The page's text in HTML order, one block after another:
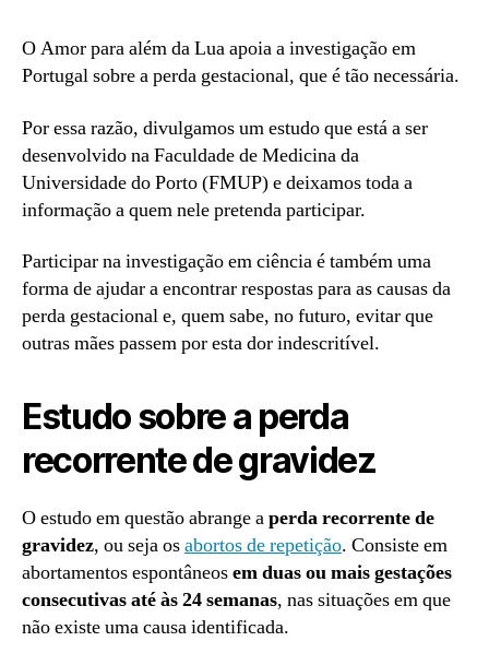
O Amor para além da Lua apoia a investigação em
Portugal sobre a perda gestacional, que é tão necessária.
Por essa razão, divulgamos um estudo que está a ser
desenvolvido na Faculdade de Medicina da
Universidade do Porto (FMUP) e deixamos toda a
informação a quem nele pretenda participar.
Participar na investigação em ciência é também uma
forma de ajudar a encontrar respostas para as causas da
perda gestacional e, quem sabe, no futuro, evitar que
outras mães passem por esta dor indescritível.
Estudo sobre a perda
recorrente de gravidez
O estudo em questão abrange aperda recorrente de
gravidez, ou seja osabortos de repetição. Consiste em
abortamentos espontâneosem duas ou mais gestações
consecutivas até às 24 semanas, nas situações em que
não existe uma causa identificada.